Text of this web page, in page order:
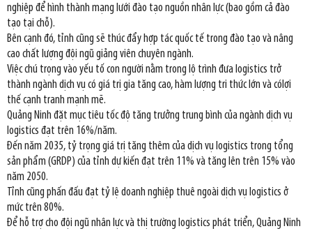
nghiệp để hình thành mạng lưới đào tạo nguồn nhân lực (bao gồm cả đào
tạo tại chỗ).
Bên cạnh đó, tỉnh cũng sẽ thúc đẩy hợp tác quốc tế trong đào tạo và nâng
cao chất lượng đội ngũ giảng viên chuyên ngành.
Việc chú trọng vào yếu tố con người nằm trong lộ trình đưa logistics trở
thành ngành dịch vụ có giá trị gia tăng cao, hàm lượng tri thức lớn và cólợi
thế cạnh tranh mạnh mẽ.
Quảng Ninh đặt mục tiêu tốc độ tăng trưởng trung bình của ngành dịch vụ
logistics đạt trên 16%/năm.
Đến năm 2035, tỷ trọng giá trị tăng thêm của dịch vụ logistics trong tổng
sản phẩm (GRDP) của tỉnh dự kiến đạt trên 11% và tăng lên trên 15% vào
năm 2050.
Tỉnh cũng phấn đấu đạt tỷ lệ doanh nghiệp thuê ngoài dịch vụ logistics ở
mức trên 80%.
Để hỗ trợ cho đội ngũ nhân lực và thị trường logistics phát triển, Quảng Ninh